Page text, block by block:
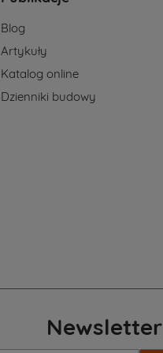
Blog
Artykuły
Katalog online
Dzienniki budowy
Newsletter